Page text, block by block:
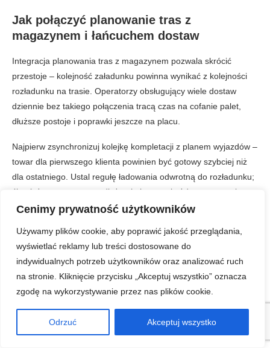
Cenimy prywatność użytkowników
Używamy plików cookie, aby poprawić jakość przeglądania,
wyświetlać reklamy lub treści dostosowane do
indywidualnych potrzeb użytkowników oraz analizować ruch
na stronie. Kliknięcie przycisku „Akceptuj wszystkio” oznacza
zgodę na wykorzystywanie przez nas plików cookie.
Odrzuć Akceptuj wszystko
Jak połączyć planowanie tras z
magazynem i łańcuchem dostaw
Integracja planowania tras z magazynem pozwala skrócić
przestoje – kolejność załadunku powinna wynikać z kolejności
rozładunku na trasie. Operatorzy obsługujący wiele dostaw
dziennie bez takiego połączenia tracą czas na cofanie palet,
dłuższe postoje i poprawki jeszcze na placu.
Najpierw zsynchronizuj kolejkę kompletacji z planem wyjazdów –
towar dla pierwszego klienta powinien być gotowy szybciej niż
dla ostatniego. Ustal regułę ładowania odwrotną do rozładunku;
źle ułożona naczepa wydłuża obsługę na każdym przystanku.
Powiąż status magazynowy z dyspozytorem – system powinien
Kierowca musi dostać listę punktów z kolejnością dokumentów,
numerami ramp i uwagami o dostawie.
Ręczne uzgadnianie przez telefon działa wolniej niż przepływ
danych między WMS i TMS, zwłaszcza gdy kilka aut czeka na tę
samą rampę. Połączenie magazynu z planem transportowym
sprawia, że trasa staje się elementem całego łańcucha dostaw,
nie tylko przejazdem.